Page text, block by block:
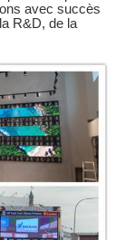
avec succès
R&D, de la